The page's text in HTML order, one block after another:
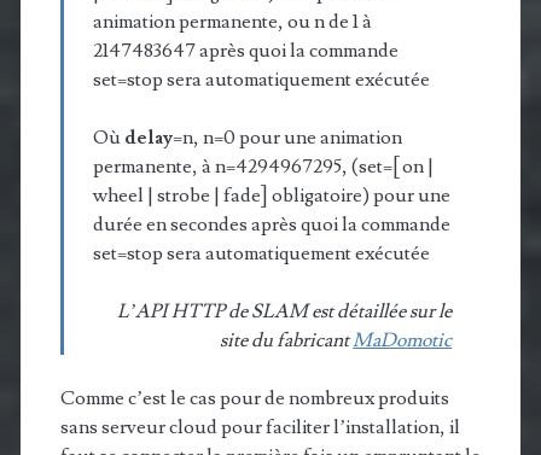
animation permanente, ou n de 1 à
2147483647 après quoi la commande
set=stop sera automatiquement exécutée
Où delay=n, n=0 pour une animation
permanente, à n=4294967295, (set=[ on |
wheel | strobe | fade] obligatoire) pour une
durée en secondes après quoi la commande
set=stop sera automatiquement exécutée
L’API HTTP de SLAM est détaillée sur le
site du fabricantMaDomotic
Comme c’est le cas pour de nombreux produits
sans serveur cloud pour faciliter l’installation, il